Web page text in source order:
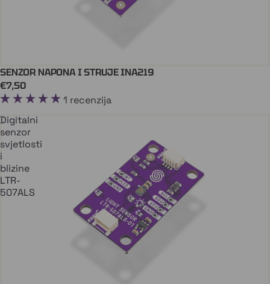
QWIIC
Dodaj U Košaricu
SENZOR NAPONA I STRUJE INA219
€7,50
1 recenzija
Digitalni
senzor
svjetlosti
i
blizine
LTR-
507ALS